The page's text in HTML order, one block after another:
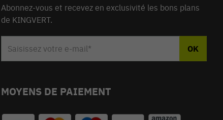
Abonnez-vous et recevez en exclusivité les bons plans
de KINGVERT.
MOYENS DE PAIEMENT